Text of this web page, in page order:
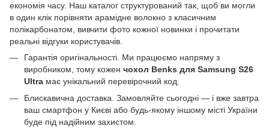
економія часу. Наш каталог структурований так, щоб ви могли
в один клік порівняти арамідне волокно з класичним
полікарбонатом, вивчити фото кожної новинки і прочитати
реальні відгуки користувачів.
Гарантія оригінальності. Ми працюємо напряму з
виробником, тому кожен чохол Benks для Samsung S26
Ultra має унікальний перевірочний код.
Блискавична доставка. Замовляйте сьогодні — і вже завтра
ваш смартфон у Києві або будь-якому іншому місті України
буде під надійним захистом.